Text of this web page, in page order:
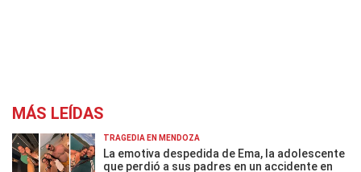
MÁS LEÍDAS
TRAGEDIA EN MENDOZA
La emotiva despedida de Ema, la adolescente
que perdió a sus padres en un accidente en